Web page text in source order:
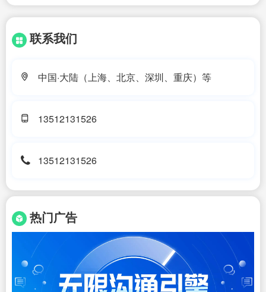
联系我们
中国·大陆（上海、北京、深圳、重庆）等
13512131526
13512131526
热门广告